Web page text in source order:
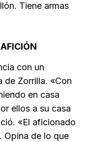
Tiene armas
con un
de Zorrilla. «Con
en casa
ellos a su casa
«El aficionado
Opina de lo que